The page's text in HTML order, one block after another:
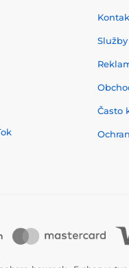
Služby
Často